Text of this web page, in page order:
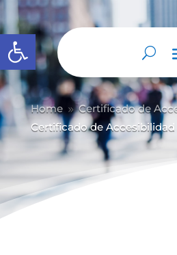
Abrir barra de herramientas
Home 9 Certificado de
Certificado de Accesibilidad